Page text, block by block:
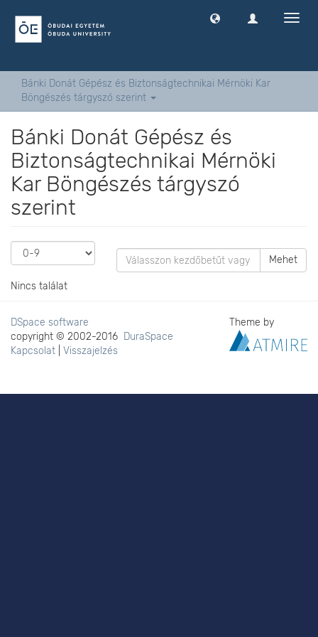
Bánki Donát Gépész és Biztonságtechnikai Mérnöki Kar
Böngészés tárgyszó szerint
Bánki Donát Gépész és
Biztonságtechnikai Mérnöki
Kar Böngészés tárgyszó
szerint
Mehet
Nincs találat
DSpace software
copyright © 2002-2016 DuraSpace
Kapcsolat
Visszajelzés
Theme by